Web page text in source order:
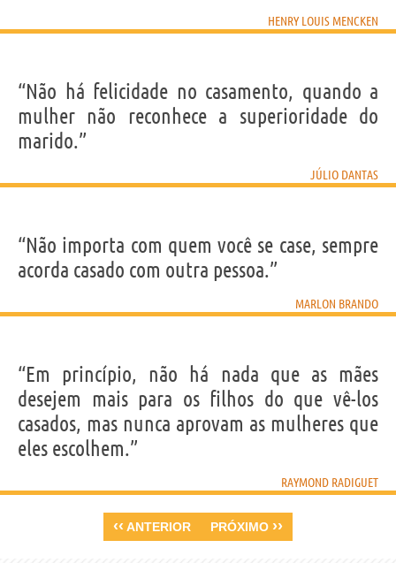
HENRY LOUIS MENCKEN
“Não há felicidade no casamento, quando a
mulher não reconhece a superioridade do
marido.”
JÚLIO DANTAS
“Não importa com quem você se case, sempre
acorda casado com outra pessoa.”
MARLON BRANDO
“Em princípio, não há nada que as mães
desejem mais para os filhos do que vê-los
casados, mas nunca aprovam as mulheres que
eles escolhem.”
RAYMOND RADIGUET
‹‹ ANTERIOR PRÓXIMO ››